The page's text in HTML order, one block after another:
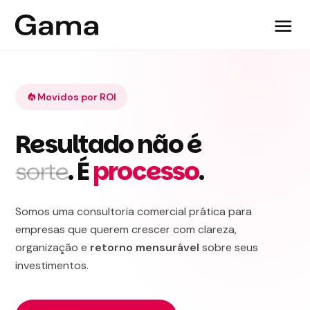
menu
local_fire_departmentMovidos por ROI
Resultado não é
sorte. Éprocesso.
Somos uma consultoria comercial prática para
empresas que querem crescer com clareza,
organização e retorno mensurável sobre seus
investimentos.